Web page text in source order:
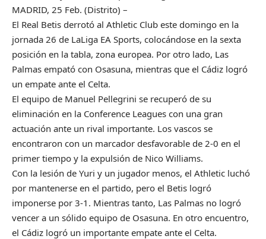
MADRID, 25 Feb. (Distrito) –
El Real Betis derrotó al Athletic Club este domingo en la
jornada 26 de LaLiga EA Sports, colocándose en la sexta
posición en la tabla, zona europea. Por otro lado, Las
Palmas empató con Osasuna, mientras que el Cádiz logró
un empate ante el Celta.
El equipo de Manuel Pellegrini se recuperó de su
eliminación en la Conference Leagues con una gran
actuación ante un rival importante. Los vascos se
encontraron con un marcador desfavorable de 2-0 en el
primer tiempo y la expulsión de Nico Williams.
Con la lesión de Yuri y un jugador menos, el Athletic luchó
por mantenerse en el partido, pero el Betis logró
imponerse por 3-1. Mientras tanto, Las Palmas no logró
vencer a un sólido equipo de Osasuna. En otro encuentro,
el Cádiz logró un importante empate ante el Celta.